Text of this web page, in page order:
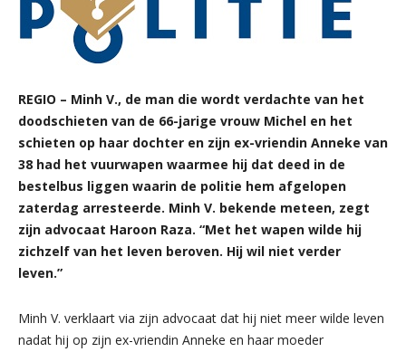
REGIO – Minh V., de man die wordt verdachte van het
doodschieten van de 66-jarige vrouw Michel en het
schieten op haar dochter en zijn ex-vriendin Anneke van
38 had het vuurwapen waarmee hij dat deed in de
bestelbus liggen waarin de politie hem afgelopen
zaterdag arresteerde. Minh V. bekende meteen, zegt
zijn advocaat Haroon Raza. “Met het wapen wilde hij
zichzelf van het leven beroven. Hij wil niet verder
leven.”
Minh V. verklaart via zijn advocaat dat hij niet meer wilde leven
nadat hij op zijn ex-vriendin Anneke en haar moeder